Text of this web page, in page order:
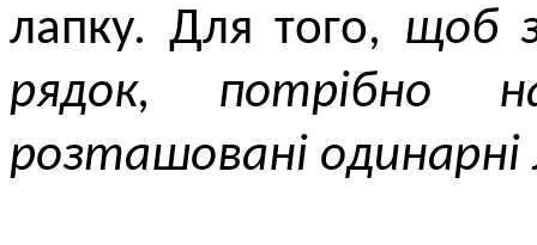
лапку. Для того, щоб
рядок, потрібно
розташовані одинарні